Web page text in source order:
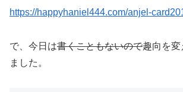
https://happyhaniel444.com/anjel-
で、今日は書くこともないので趣向を変
ました。